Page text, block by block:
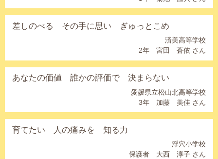
差しのべる その手に思い ぎゅっとこめ
済美高等学校
2年 宮田 蒼依 さん
あなたの価値 誰かの評価で 決まらない
愛媛県立松山北高等学校
3年 加藤 美佳 さん
育てたい 人の痛みを 知る力
浮穴小学校
保護者 大西 淳子 さん